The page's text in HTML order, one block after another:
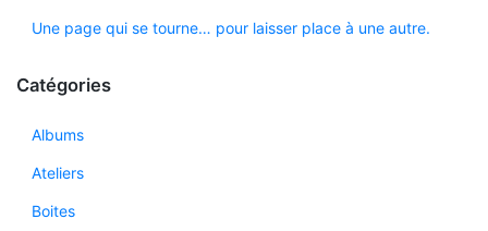
Une page qui se tourne… pour laisser place à une autre.
Catégories
Albums
Ateliers
Boites